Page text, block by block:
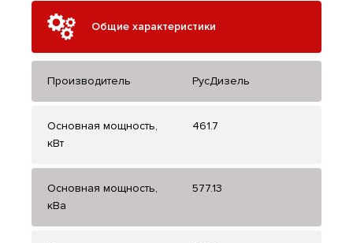
Общие характеристики
Производитель РусДизель
Основная мощность,
кВт
461.7
Основная мощность,
кВа
577.13